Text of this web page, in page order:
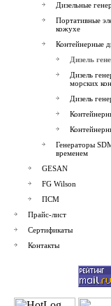
Дизельные
Портативные
кожухе
Контейнерные
Дизель
Дизель
морских
Дизель
Генераторы
временем
GESAN
FG Wilson
ПСМ
Прайс-лист
Сертификаты
Контакты